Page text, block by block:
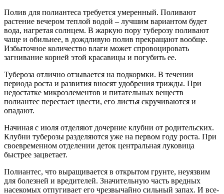
Полив для полиантеса требуется умеренный. Поливают
растение вечером теплой водой – лучшим вариантом будет
вода, нагретая солнцем. В жаркую пору туберозу поливают
чаще и обильнее, в дождливую полив прекращают вообще.
Избыточное количество влаги может спровоцировать
загнивание корней этой красавицы и погубить ее.
Тубероза отлично отзывается на подкормки. В течении
периода роста и развития вносят удобрения трижды. При
недостатке микроэлементов и питательных веществ
полиантес перестает цвести, его листья скручиваются и
опадают.
Начиная с июля отделяют дочерние клубни от родительских.
Клубни туберозы разделяются уже на первом году роста. При
своевременном отделении деток центральная луковица
быстрее зацветает.
Полиантес, что выращивается в открытом грунте, неуязвим
для болезней и вредителей. Значительную часть вредных
насекомых отпугивает его чрезвычайно сильный запах. И все-